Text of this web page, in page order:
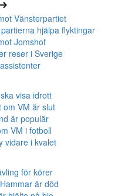
Vänsterpartiet
hjälpa flyktingar
Jomshof
reser i Sverige
visa idrott
om VM är slut
är populär
VM i fotboll
vidare i kvalet
för körer
är död